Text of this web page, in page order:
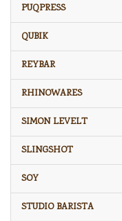
PUQPRESS
QUBIK
REYBAR
RHINOWARES
SIMON LEVELT
SLINGSHOT
SOY
STUDIO BARISTA